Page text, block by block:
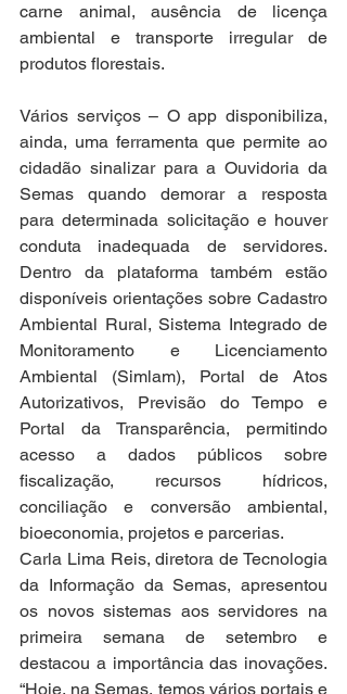
carne animal, ausência de licença
ambiental e transporte irregular de
produtos florestais.
Vários serviços – O app disponibiliza,
ainda, uma ferramenta que permite ao
cidadão sinalizar para a Ouvidoria da
Semas quando demorar a resposta
para determinada solicitação e houver
conduta inadequada de servidores.
Dentro da plataforma também estão
disponíveis orientações sobre Cadastro
Ambiental Rural, Sistema Integrado de
Monitoramento e Licenciamento
Ambiental (Simlam), Portal de Atos
Autorizativos, Previsão do Tempo e
Portal da Transparência, permitindo
acesso a dados públicos sobre
fiscalização, recursos hídricos,
conciliação e conversão ambiental,
bioeconomia, projetos e parcerias.
Carla Lima Reis, diretora de Tecnologia
da Informação da Semas, apresentou
os novos sistemas aos servidores na
primeira semana de setembro e
destacou a importância das inovações.
“Hoje, na Semas, temos vários portais e